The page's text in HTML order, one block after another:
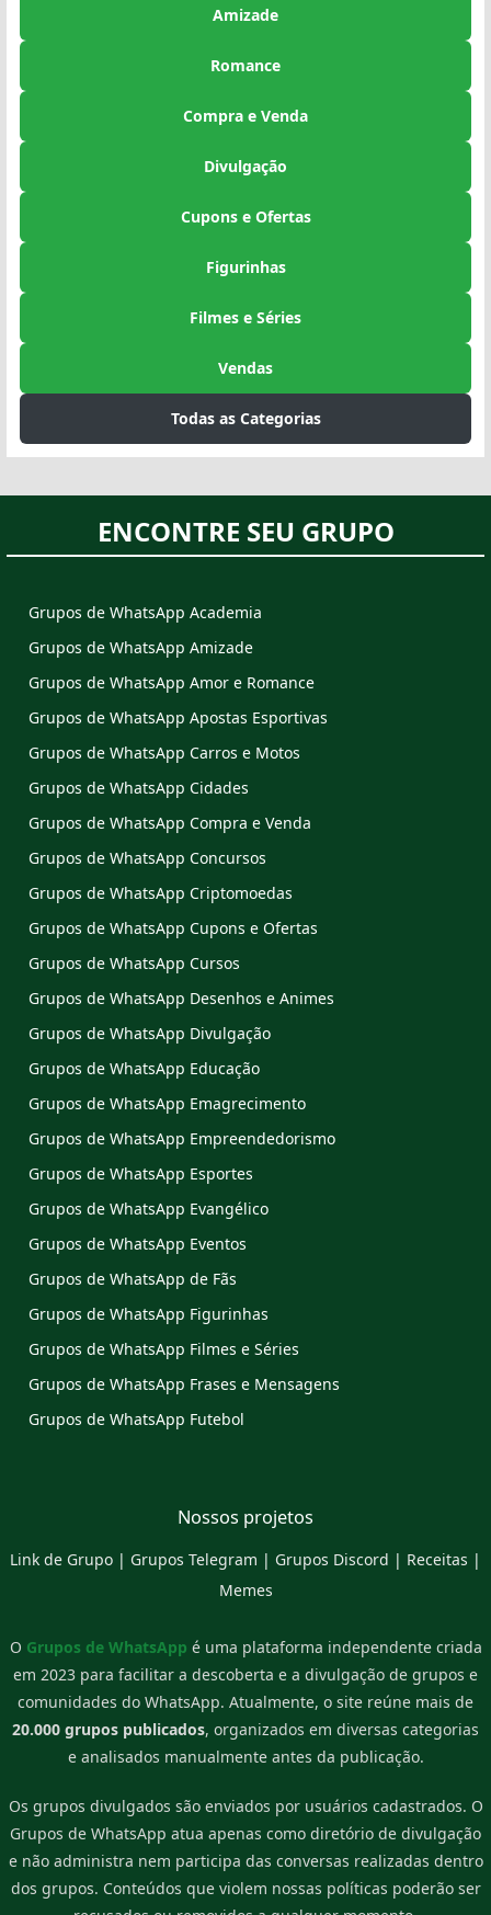
Amizade
Romance
Compra e Venda
Divulgação
Cupons e Ofertas
Figurinhas
Filmes e Séries
Vendas
Todas as Categorias
ENCONTRE SEU GRUPO
Grupos de WhatsApp Academia
Grupos de WhatsApp Amizade
Grupos de WhatsApp Amor e Romance
Grupos de WhatsApp Apostas Esportivas
Grupos de WhatsApp Carros e Motos
Grupos de WhatsApp Cidades
Grupos de WhatsApp Compra e Venda
Grupos de WhatsApp Concursos
Grupos de WhatsApp Criptomoedas
Grupos de WhatsApp Cupons e Ofertas
Grupos de WhatsApp Cursos
Grupos de WhatsApp Desenhos e Animes
Grupos de WhatsApp Divulgação
Grupos de WhatsApp Educação
Grupos de WhatsApp Emagrecimento
Grupos de WhatsApp Empreendedorismo
Grupos de WhatsApp Esportes
Grupos de WhatsApp Evangélico
Grupos de WhatsApp Eventos
Grupos de WhatsApp de Fãs
Grupos de WhatsApp Figurinhas
Grupos de WhatsApp Filmes e Séries
Grupos de WhatsApp Frases e Mensagens
Grupos de WhatsApp Futebol
Nossos projetos
Link de Grupo | Grupos Telegram | Grupos Discord | Receitas |
Memes
O Grupos de WhatsApp é uma plataforma independente criada
em 2023 para facilitar a descoberta e a divulgação de grupos e
comunidades do WhatsApp. Atualmente, o site reúne mais de
20.000 grupos publicados, organizados em diversas categorias
e analisados manualmente antes da publicação.
Os grupos divulgados são enviados por usuários cadastrados. O
Grupos de WhatsApp atua apenas como diretório de divulgação
e não administra nem participa das conversas realizadas dentro
dos grupos. Conteúdos que violem nossas políticas poderão ser